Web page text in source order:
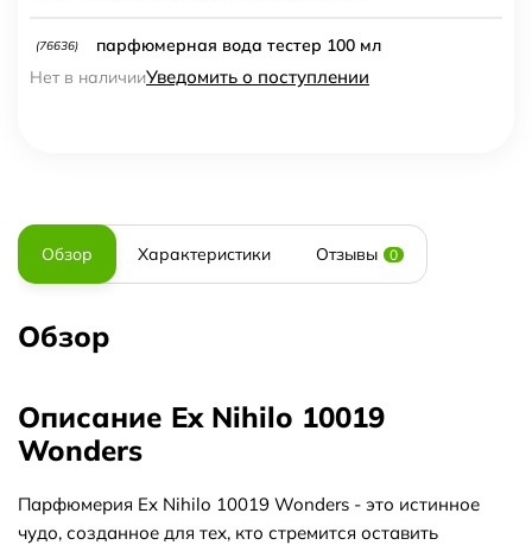
(76636)
парфюмерная вода тестер 100 мл
Нет в наличииУведомить о поступлении
Обзор Характеристики Отзывы 0
Обзор
Описание Ex Nihilo 10019
Wonders
Парфюмерия Ex Nihilo 10019 Wonders - это истинное
чудо, созданное для тех, кто стремится оставить